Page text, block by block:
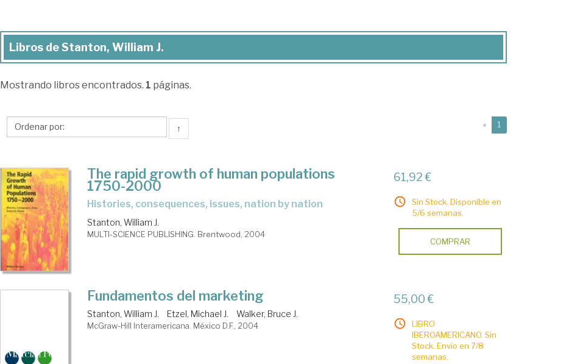
Libros
Stanton,
Libros de Stanton, William J.
Mostrando libros encontrados. 1 páginas.
↑ « 1
The rapid growth of human populations
1750-2000
histories, consequences, issues, nation by nation
Stanton, William J.
MULTI-SCIENCE PUBLISHING. Brentwood, 2004
61,92 €
Sin Stock. Disponible en
5/6 semanas.
COMPRAR
Fundamentos del marketing
Stanton, William J. Etzel, Michael J. Walker, Bruce J.
McGraw-Hill Interamericana. México D.F., 2004
55,00 €
LIBRO
IBEROAMERICANO. Sin
Stock. Envío en 7/8
semanas.